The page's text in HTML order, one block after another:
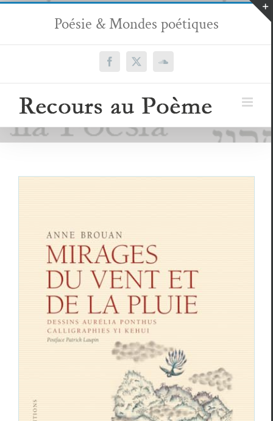
Passer
contenu
Poésie & Mondes poétiques
Facebook
X SoundCloud
Anne Brouan, Mirages du vent et de la pluie
Anne Brouan Critiques